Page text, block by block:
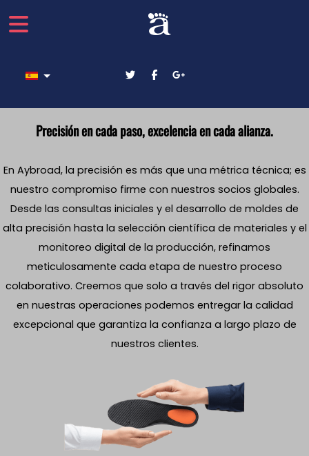
Seleccione su idioma
Precisión en cada paso, excelencia en cada alianza.
En Aybroad, la precisión es más que una métrica técnica; es
nuestro compromiso firme con nuestros socios globales.
Desde las consultas iniciales y el desarrollo de moldes de
alta precisión hasta la selección científica de materiales y el
monitoreo digital de la producción, refinamos
meticulosamente cada etapa de nuestro proceso
colaborativo. Creemos que solo a través del rigor absoluto
en nuestras operaciones podemos entregar la calidad
excepcional que garantiza la confianza a largo plazo de
nuestros clientes.